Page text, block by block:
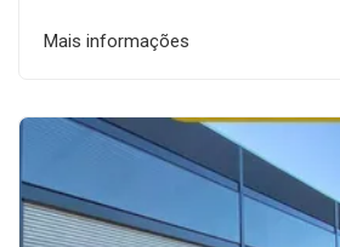
Mais informações